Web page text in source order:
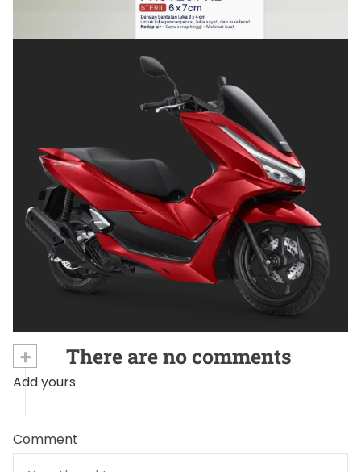
OTOMOTIF
Tips Memilih Helm yang Tepat untuk
Pengendara Motor agar Aman dan Nyaman
Juni 26, 2026
+ There are no comments
Add yours
Comment